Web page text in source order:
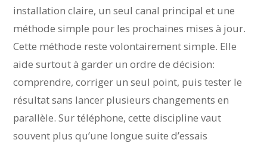
installation claire, un seul canal principal et une
méthode simple pour les prochaines mises à jour.
Cette méthode reste volontairement simple. Elle
aide surtout à garder un ordre de décision:
comprendre, corriger un seul point, puis tester le
résultat sans lancer plusieurs changements en
parallèle. Sur téléphone, cette discipline vaut
souvent plus qu’une longue suite d’essais